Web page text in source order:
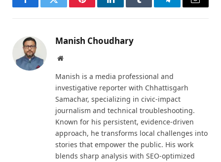
FacebookTwitter PinterestLinkedInTumblr TelegramEmail
Manish Choudhary
Website
Manish is a media professional and
investigative reporter with Chhattisgarh
Samachar, specializing in civic-impact
journalism and technical troubleshooting.
Known for his persistent, evidence-driven
approach, he transforms local challenges into
stories that empower the public. His work
blends sharp analysis with SEO-optimized